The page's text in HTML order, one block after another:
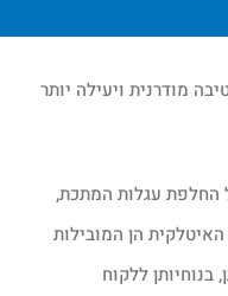
מודרנית ויעילה יותר
החלפת עגלות המתכת,
כאשר העגלות של חברת Plastimark האיטלקית הן המובילות
ללקוח